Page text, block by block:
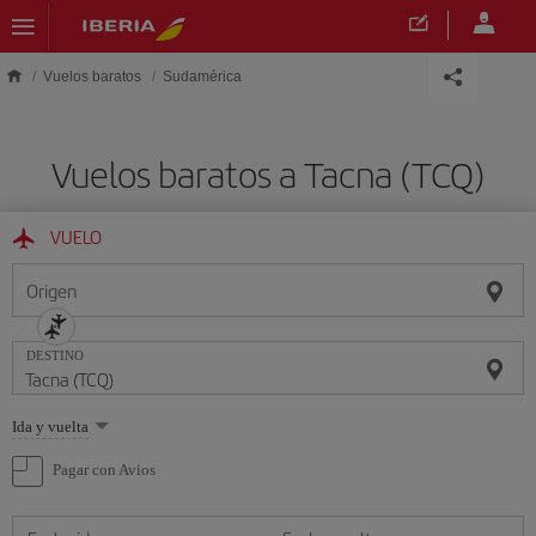
Saltar al contenido principal
Vuelos baratos Sudamérica
Vuelos baratos a Tacna (TCQ)
VUELO
Origen
DESTINO
Seleccione
una
opción
Ida y vuelta
Pagar con Avios